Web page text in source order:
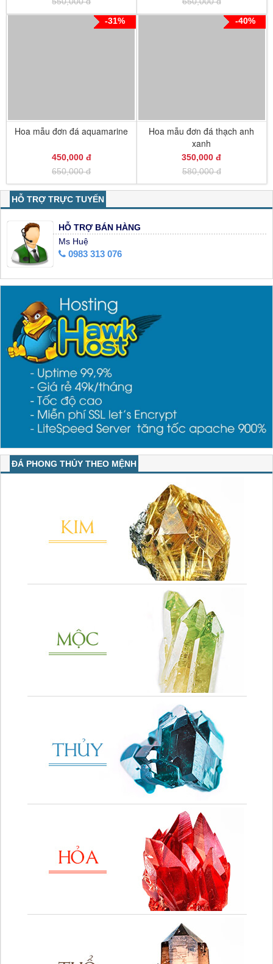
-31%
Hoa mẫu đơn đá aquamarine
450,000 đ
650,000 đ
-40%
Hoa mẫu đơn đá thạch anh
xanh
350,000 đ
580,000 đ
HỖ TRỢ TRỰC TUYẾN
HỖ TRỢ BÁN HÀNG
Ms Huệ
0983 313 076
ĐÁ PHONG THỦY THEO MỆNH